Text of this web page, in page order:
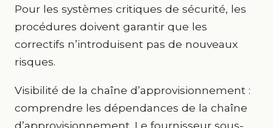
Pour les systèmes critiques de sécurité, les
procédures doivent garantir que les
correctifs n’introduisent pas de nouveaux
risques.
Visibilité de la chaîne d’approvisionnement :
comprendre les dépendances de la chaîne
d’approvisionnement. Le fournisseur sous-